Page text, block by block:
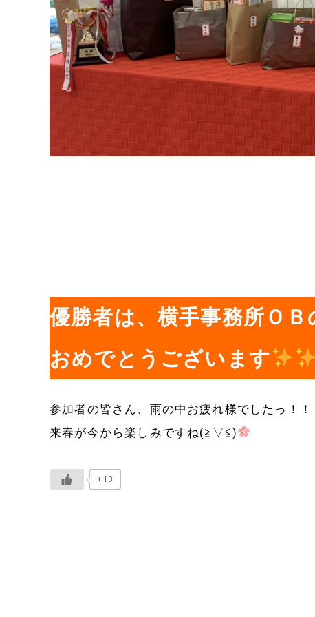
優勝者は、横手事務所Ｏ
おめでとうございます
参加者の皆さん、雨の中お疲れ様でしたっ！！
来春が今から楽しみですね(≧▽≦)
+13